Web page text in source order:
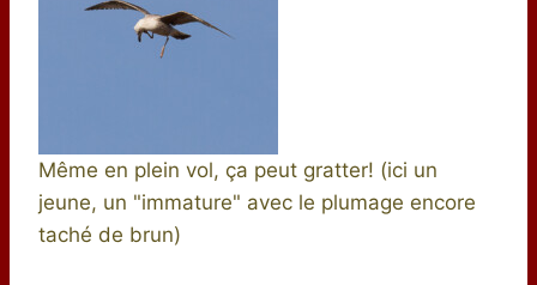
Même en plein vol, ça peut gratter! (ici un
jeune, un "immature" avec le plumage encore
taché de brun)